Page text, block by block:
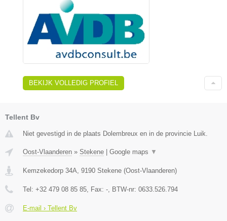
BEKIJK VOLLEDIG PROFIEL
Tellent Bv
Niet gevestigd in de plaats Dolembreux en in de provincie Luik.
Oost-Vlaanderen » Stekene | Google maps ▼
Kemzekedorp 34A 9190 Stekene (Oost-Vlaanderen)
Tel: +32 479 08 85 85 , Fax: - , BTW-nr: 0633.526.794
E-mail › Tellent Bv